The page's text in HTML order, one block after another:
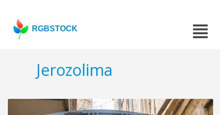
RGBSTOCK
Jerozolima